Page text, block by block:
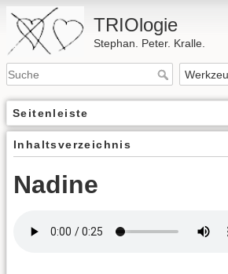
TRIOlogie
Stephan. Peter. Kralle.
Seitenleiste
Inhaltsverzeichnis
Nadine